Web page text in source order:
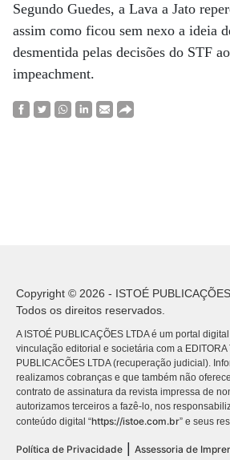
Segundo Guedes, a Lava a Jato
assim como ficou sem nexo a ideia
desmentida pelas decisões do STF
impeachment.
Copyright © 2026 - ISTOÉ
Todos os direitos reservados.
A ISTOÉ PUBLICAÇÕES LTDA é um portal
vinculação editorial e societária com a EDITORA
PUBLICACÕES LTDA (recuperação judicial).
realizamos cobranças e que também não
contrato de assinatura da revista impressa de
autorizamos terceiros a fazê-lo, nos
conteúdo digital “https://istoe.com.br” e seus
Política de Privacidade Assessoria de